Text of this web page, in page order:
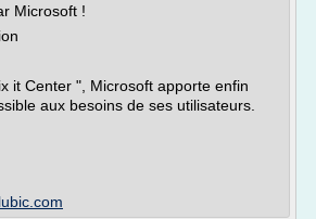
Microsoft !
it Center ", Microsoft apporte enfin
aux besoins de ses utilisateurs.